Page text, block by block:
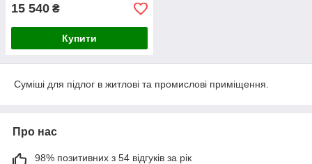
15 540 ₴
Купити
Суміші для підлог в житлові та промислові приміщення.
Про нас
98% позитивних з 54 відгуків за рік